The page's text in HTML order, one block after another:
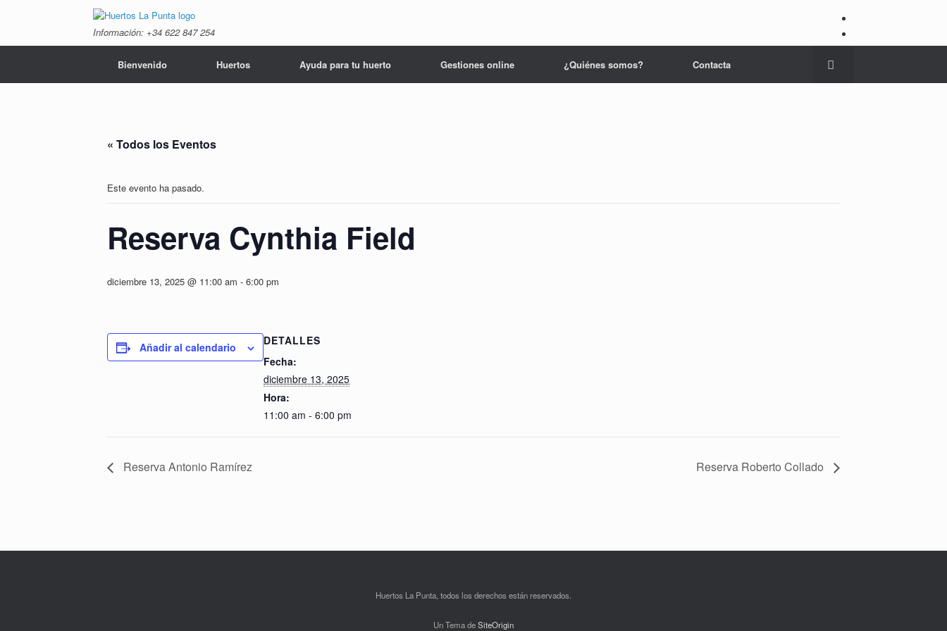
Información: +34 ‭622 847 254‬
Bienvenido Huertos Ayuda para tu huerto Gestiones online ¿Quiénes somos? Contacta
« Todos los Eventos
Este evento ha pasado.
Reserva Cynthia Field
diciembre 13, 2025 @ 11:00 am - 6:00 pm
Añadir al calendario
DETALLES
Fecha:
diciembre 13, 2025
Hora:
11:00 am - 6:00 pm
Reserva Antonio Ramírez Reserva Roberto Collado
Huertos La Punta, todos los derechos están reservados.
Un Tema deSiteOrigin